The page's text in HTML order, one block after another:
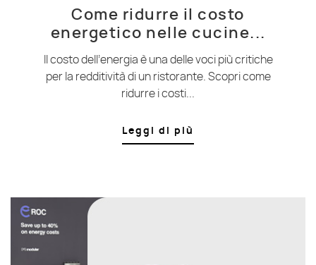
Come ridurre il costo
energetico nelle cucine...
Il costo dell’energia è una delle voci più critiche
per la redditività di un ristorante. Scopri come
ridurre i costi...
Leggi di più